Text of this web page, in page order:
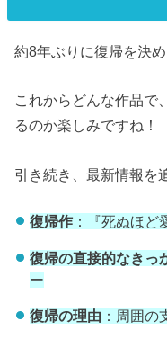
約8年ぶりに復帰を決
これからどんな作品で
るのか楽しみですね！
引き続き、最新情報を
復帰作：『死ぬほど
復帰の直接的なきっ
ー
復帰の理由 ：周囲